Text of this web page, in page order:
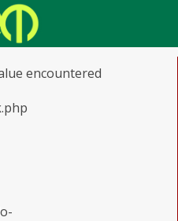
encountered